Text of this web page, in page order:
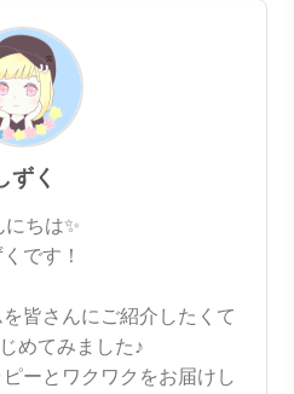
ずく
にちは✨
です！
皆さんにご紹介したくて
めてみました♪
ーとワクワクをお届けし